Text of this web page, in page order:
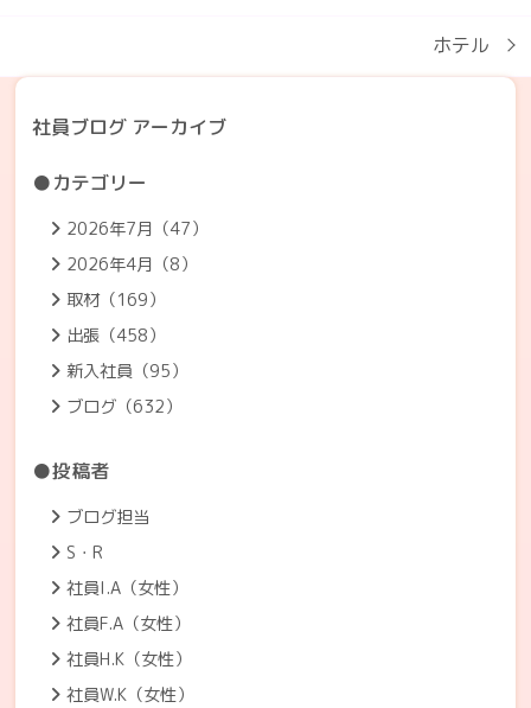
ホテル
社員ブログ アーカイブ
●カテゴリー
2026年7月（47）
2026年4月（8）
取材（169）
出張（458）
新入社員（95）
ブログ（632）
●投稿者
ブログ担当
S・R
社員I.A（女性）
社員F.A（女性）
社員H.K（女性）
社員W.K（女性）